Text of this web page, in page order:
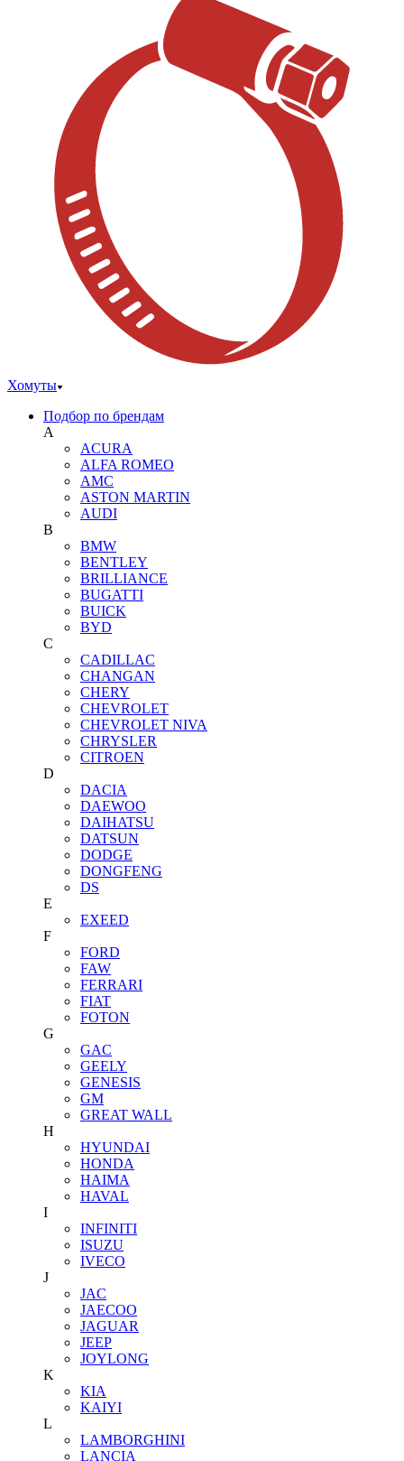
Хомуты
Подбор по брендам
A
ACURA
ALFA ROMEO
AMC
ASTON MARTIN
AUDI
B
BMW
BENTLEY
BRILLIANCE
BUGATTI
BUICK
BYD
C
CADILLAC
CHANGAN
CHERY
CHEVROLET
CHEVROLET NIVA
CHRYSLER
CITROEN
D
DACIA
DAEWOO
DAIHATSU
DATSUN
DODGE
DONGFENG
DS
E
EXEED
F
FORD
FAW
FERRARI
FIAT
FOTON
G
GAC
GEELY
GENESIS
GM
GREAT WALL
H
HYUNDAI
HONDA
HAIMA
HAVAL
I
INFINITI
ISUZU
IVECO
J
JAC
JAECOO
JAGUAR
JEEP
JOYLONG
K
KIA
KAIYI
L
LAMBORGHINI
LANCIA